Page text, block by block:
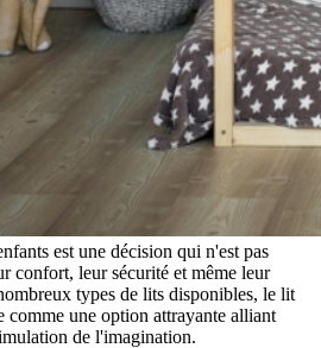
est une décision qui n'est pas
confort, leur sécurité et même leur
types de lits disponibles, le lit
comme une option attrayante alliant
de l'imagination.